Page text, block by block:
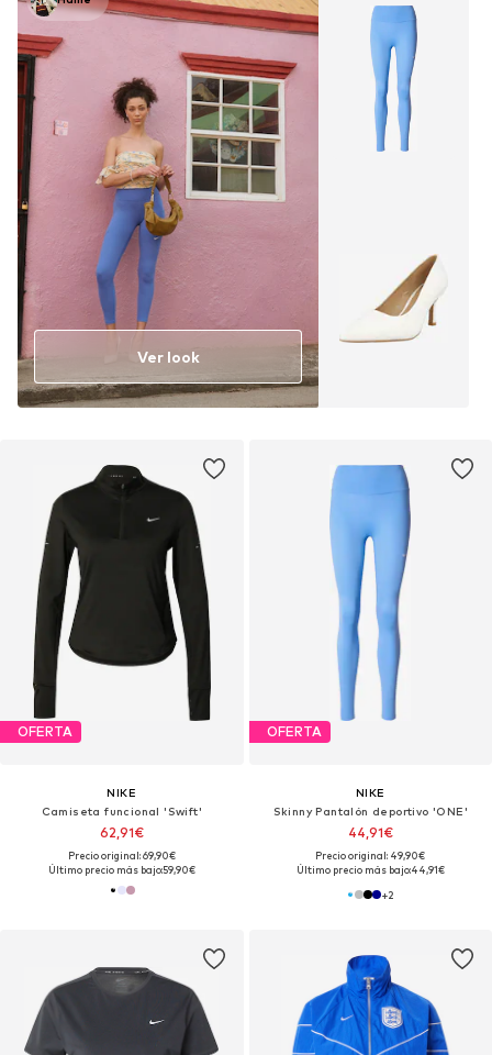
OFERTA
NIKE
Camiseta funcional 'Swift'
62,91€
Precio original: 69,90€
Último precio más bajo:59,90€
OFERTA
NIKE
Skinny Pantalón deportivo 'ONE'
44,91€
Precio original: 49,90€
Último precio más bajo:44,91€
+2
Ver look